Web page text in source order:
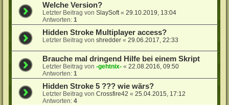
Welche Version?
Letzter Beitrag vonSlaySoft«29.10.2019, 13:04
Antworten:1
Hidden Stroke Multiplayer access?
Letzter Beitrag vonshredder «29.06.2017, 22:33
Brauche mal dringend Hilfe bei einem Skript
Letzter Beitrag von-gehtnix- «22.08.2016, 09:50
Antworten:1
Hidden Stroke 5 ??? wie wärs?
Letzter Beitrag vonCrossfire42 «25.04.2015, 17:12
Antworten:4